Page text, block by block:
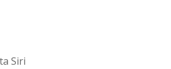
Siri